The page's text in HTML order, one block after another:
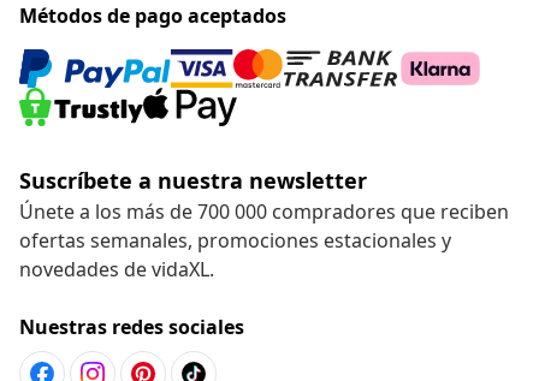
Métodos de pago aceptados
Suscríbete a nuestra newsletter
Únete a los más de 700 000 compradores que reciben
ofertas semanales, promociones estacionales y
novedades de vidaXL.
Nuestras redes sociales